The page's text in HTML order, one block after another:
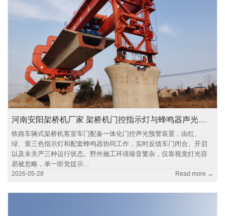
河南安阳架桥机厂家 架桥机门控指示灯与蜂鸣器声光提示
铁路车辆式架桥机客室车门配备一体化门控声光预警装置，由红、
绿、黄三色指示灯和配套蜂鸣器协同工作，实时反馈车门闭合、开启
以及未关严三种运行状态。野外施工环境噪音繁杂，仅靠视觉灯光容
易被忽略，单一听觉提示...
2026-05-28 Read more →